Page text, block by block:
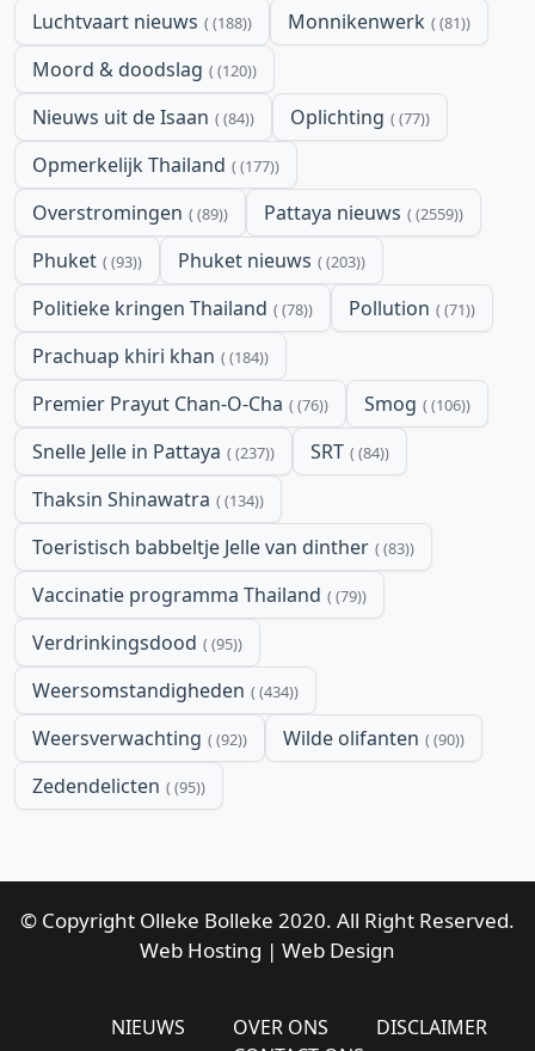
Luchtvaart nieuws (188) Monnikenwerk (81)
Moord & doodslag (120)
Nieuws uit de Isaan (84) Oplichting (77)
Opmerkelijk Thailand (177)
Overstromingen (89) Pattaya nieuws (2559)
Phuket (93) Phuket nieuws (203)
Politieke kringen Thailand (78) Pollution (71)
Prachuap khiri khan (184)
Premier Prayut Chan-O-Cha (76) Smog (106)
Snelle Jelle in Pattaya (237) SRT (84)
Thaksin Shinawatra (134)
Toeristisch babbeltje Jelle van dinther (83)
Vaccinatie programma Thailand (79)
Verdrinkingsdood (95)
Weersomstandigheden (434)
Weersverwachting (92) Wilde olifanten (90)
Zedendelicten (95)
© Copyright Olleke Bolleke 2020. All Right Reserved.
Web Hosting | Web Design
NIEUWS OVER ONS
DISCLAIMER